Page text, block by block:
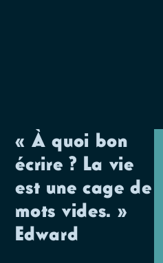
« À quoi bon
écrire ? La vie
est une cage de
mots vides. »
Edward